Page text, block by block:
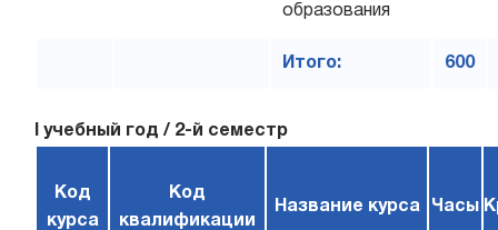
образования
Итого: 600
I учебный год / 2-й семестр
Код
курса
Код
квалификации
Название курса Часы